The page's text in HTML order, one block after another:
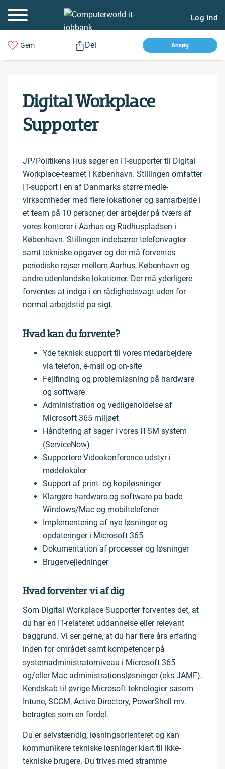
Log ind
Gem Del Ansøg
Digital Workplace
Supporter
JP/Politikens Hus søger en IT-supporter til Digital
Workplace-teamet i København. Stillingen omfatter
IT-support i en af Danmarks større medie-
virksomheder med flere lokationer og samarbejde i
et team på 10 personer, der arbejder på tværs af
vores kontorer i Aarhus og Rådhuspladsen i
København. Stillingen indebærer telefonvagter
samt tekniske opgaver og der må forventes
periodiske rejser mellem Aarhus, København og
andre udenlandske lokationer. Der må yderligere
forventes at indgå i en rådighedsvagt uden for
normal arbejdstid på sigt.
Hvad kan du forvente?
Yde teknisk support til vores medarbejdere
via telefon, e-mail og on-site
Fejlfinding og problemløsning på hardware
og software
Administration og vedligeholdelse af
Microsoft 365 miljøet
Håndtering af sager i vores ITSM system
(ServiceNow)
Supportere Videokonference udstyr i
mødelokaler
Support af print- og kopiløsninger
Klargøre hardware og software på både
Windows/Mac og mobiltelefoner
Implementering af nye løsninger og
opdateringer i Microsoft 365
Dokumentation af processer og løsninger
Brugervejledninger
Hvad forventer vi af dig
Som Digital Workplace Supporter forventes det, at
du har en IT-relateret uddannelse eller relevant
baggrund. Vi ser gerne, at du har flere års erfaring
inden for området samt kompetencer på
systemadministratorniveau i Microsoft 365
og/eller Mac administrationsløsninger (eks JAMF).
Kendskab til øvrige Microsoft-teknologier såsom
Intune, SCCM, Active Directory, PowerShell mv.
betragtes som en fordel.
Du er selvstændig, løsningsorienteret og kan
kommunikere tekniske løsninger klart til ikke-
tekniske brugere. Du trives med stramme